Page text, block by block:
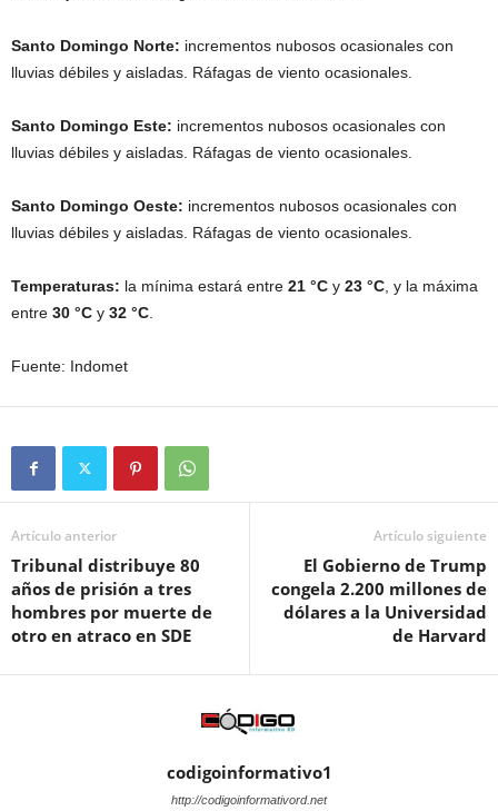
Santo Domingo Norte: incrementos nubosos ocasionales con
lluvias débiles y aisladas. Ráfagas de viento ocasionales.
Santo Domingo Este: incrementos nubosos ocasionales con
lluvias débiles y aisladas. Ráfagas de viento ocasionales.
Santo Domingo Oeste: incrementos nubosos ocasionales con
lluvias débiles y aisladas. Ráfagas de viento ocasionales.
Temperaturas: la mínima estará entre 21 °C y 23 °C , y la máxima
entre 30 °C y 32 °C
Fuente: Indomet
Artículo anterior
Tribunal distribuye 80
años de prisión a tres
hombres por muerte de
otro en atraco en SDE
Artículo siguiente
El Gobierno de Trump
congela 2.200 millones de
dólares a la Universidad
de Harvard
codigoinformativo1
http://codigoinformativord.net